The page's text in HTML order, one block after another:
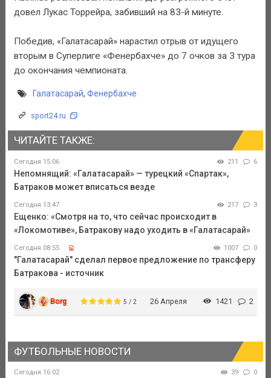
довел Лукас Торрейра, забивший на 83-й минуте.
Победив, «Галатасарай» нарастил отрыв от идущего
вторым в Суперлиге «Фенербахче» до 7 очков за 3 тура
до окончания чемпионата.
Галатасарай, Фенербахче
sport24.ru
ЧИТАЙТЕ ТАКЖЕ:
Сегодня 15:06 211 6
Непомнящий: «Галатасарай» — турецкий «Спартак»,
Батраков может вписаться везде
Сегодня 13:47 217 3
Ещенко: «Смотря на то, что сейчас происходит в
«Локомотиве», Батракову надо уходить в «Галатасарай»
Сегодня 08:55 1007 0
"Галатасарай" сделал первое предложение по трансферу
Батракова - источник
Borg 5 / 2 26 Апреля 1421 2
ФУТБОЛЬНЫЕ НОВОСТИ
Сегодня 16:02 39 0